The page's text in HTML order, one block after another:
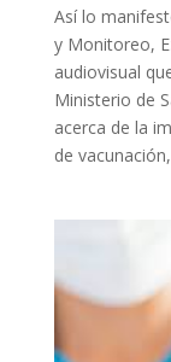
Así lo
y Monitoreo,
audiovisual
Ministerio de
acerca de la
de